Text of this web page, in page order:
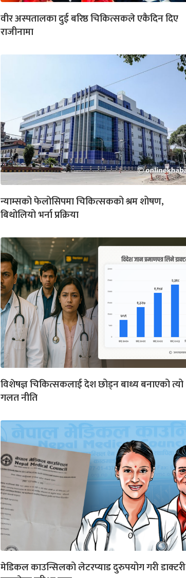
वीर अस्पतालका दुई बरिष्ठ चिकित्सकले एकैदिन दिए
राजीनामा
न्याम्सको फेलोसिपमा चिकित्सकको श्रम शोषण,
बिथोलियो भर्ना प्रक्रिया
विशेषज्ञ चिकित्सकलाई देश छोड्न बाध्य बनाएको त्यो
गलत नीति
मेडिकल काउन्सिलको लेटरप्याड दुरुपयोग गरी डाक्टरी